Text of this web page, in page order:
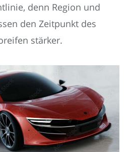
denn Region und
den Zeitpunkt des
stärker.